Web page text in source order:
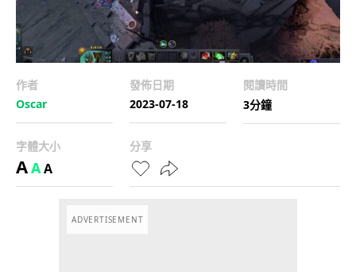
作者
Oscar
發佈日期
2023-07-18
閱讀時間
3分鐘
字體大小
AAA
分享
ADVERTISEMENT